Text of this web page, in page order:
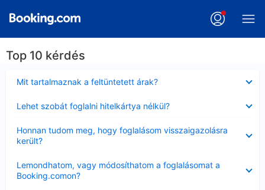
Top 10 kérdés
Mit tartalmaznak a feltüntetett árak?
Lehet szobát foglalni hitelkártya nélkül?
Honnan tudom meg, hogy foglalásom visszaigazolásra
került?
Lemondhatom, vagy módosíthatom a foglalásomat a
Booking.comon?